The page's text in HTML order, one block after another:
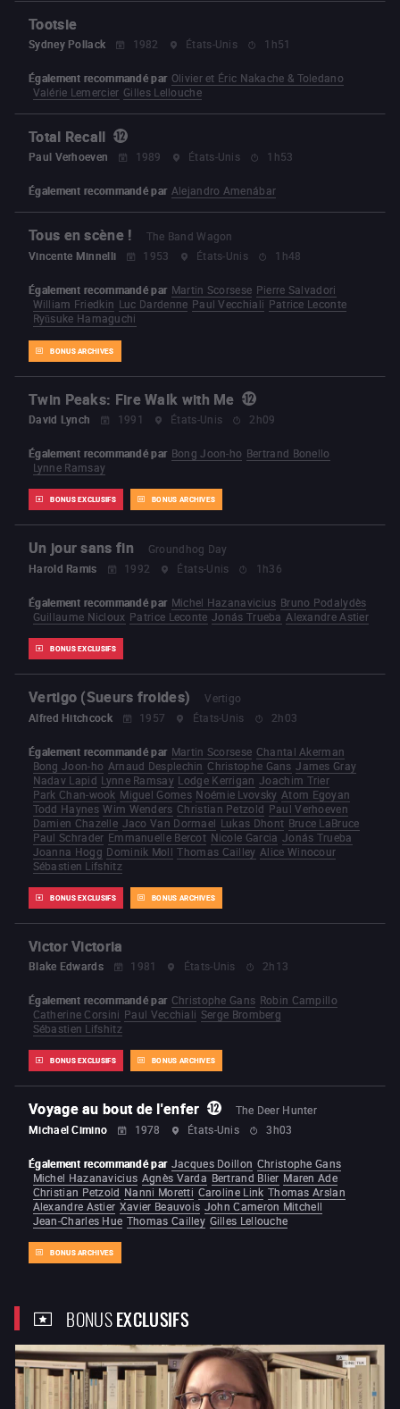
Tootsie
Sydney Pollack 1982 États-Unis 1h51
Également recommandé par Olivier et Éric Nakache & Toledano
Valérie Lemercier Gilles Lellouche
Total Recall
Paul Verhoeven 1989 États-Unis 1h53
Également recommandé par Alejandro Amenábar
Tous en scène !
The Band Wagon
Vincente Minnelli
1953 États-Unis 1h48
BONUS ARCHIVES
Également recommandé par Martin Scorsese Pierre Salvadori
William Friedkin Luc Dardenne Paul Vecchiali Patrice Leconte
Ryūsuke Hamaguchi
Twin Peaks: Fire Walk with Me
David Lynch 1991 États-Unis 2h09
BONUS EXCLUSIFS BONUS ARCHIVES
Également recommandé par Bong Joon-ho Bertrand Bonello
Lynne Ramsay
Un jour sans fin
Groundhog Day
Harold Ramis
1992 États-Unis 1h36
BONUS EXCLUSIFS
Également recommandé par Michel Hazanavicius Bruno Podalydès
Guillaume Nicloux Patrice Leconte Jonás Trueba Alexandre Astier
Vertigo (Sueurs froides)
Vertigo
Alfred Hitchcock
1957 États-Unis 2h03
BONUS EXCLUSIFS BONUS ARCHIVES
Également recommandé par Martin Scorsese Chantal Akerman
Bong Joon-ho Arnaud Desplechin Christophe Gans James Gray
Nadav Lapid Lynne Ramsay Lodge Kerrigan Joachim Trier
Park Chan-wook Miguel Gomes Noémie Lvovsky Atom Egoyan
Todd Haynes Wim Wenders Christian Petzold Paul Verhoeven
Damien Chazelle Jaco Van Dormael Lukas Dhont Bruce LaBruce
Paul Schrader Emmanuelle Bercot Nicole Garcia Jonás Trueba
Joanna Hogg Dominik Moll Thomas Cailley Alice Winocour
Sébastien Lifshitz
Victor Victoria
Blake Edwards 1981 États-Unis 2h13
BONUS EXCLUSIFS BONUS ARCHIVES
Également recommandé par Christophe Gans Robin Campillo
Catherine Corsini Paul Vecchiali Serge Bromberg
Sébastien Lifshitz
Voyage au bout de l'enfer
The Deer Hunter
Michael Cimino
1978 États-Unis 3h03
BONUS ARCHIVES
Également recommandé par Jacques Doillon Christophe Gans
Michel Hazanavicius Agnès Varda Bertrand Blier Maren Ade
Christian Petzold Nanni Moretti Caroline Link Thomas Arslan
Alexandre Astier Xavier Beauvois John Cameron Mitchell
Jean-Charles Hue Thomas Cailley Gilles Lellouche
BONUSEXCLUSIFS